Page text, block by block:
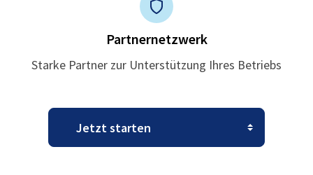
Partnernetzwerk
Starke Partner zur Unterstützung Ihres Betriebs